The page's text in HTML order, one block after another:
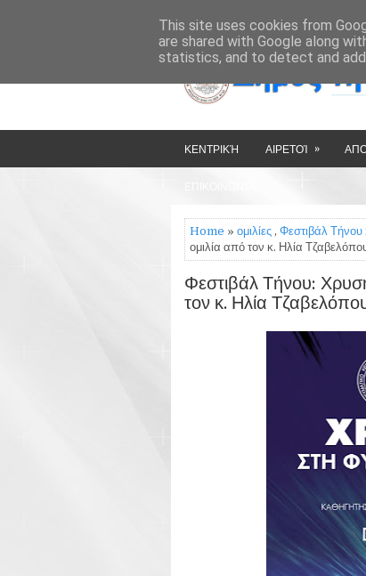
HOME ΔΉΜΟΣ ΤΉΝΟΥ » »
ΚΕΝΤΡΙΚΉ ΑΙΡΕΤΟΊ »
Home » ομιλίες , Φεστιβάλ
ομιλία από τον κ. Ηλία
Φεστιβάλ Τήνου:
τον κ. Ηλία
This site uses cookies from
are shared with Google along
statistics, and to detect and